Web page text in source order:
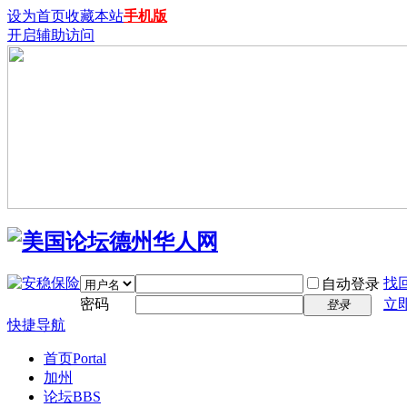
设为首页收藏本站手机版
开启辅助访问
自动登录 找
密码
登录
立
快捷导航
首页Portal
加州
论坛BBS